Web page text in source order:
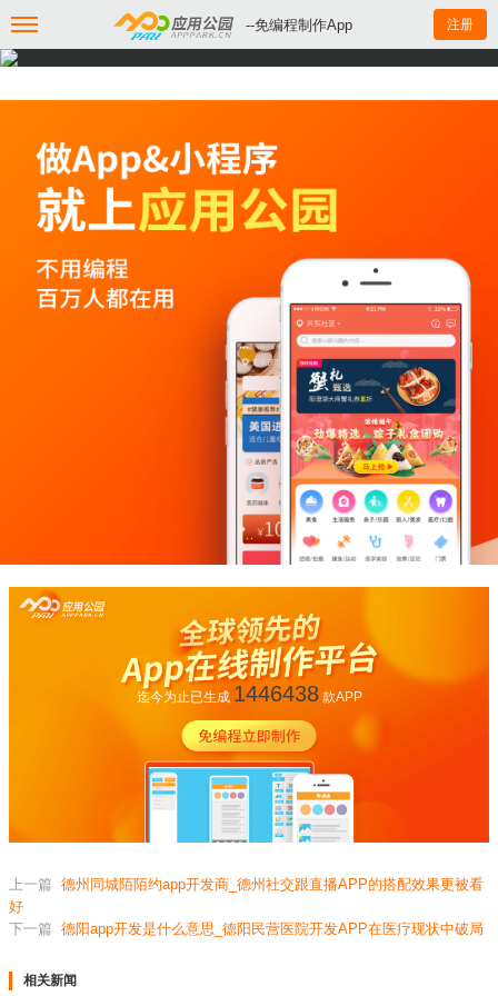
--免编程制作App 注册
迄今为止已生成 1446438款APP
上一篇 德州同城陌陌约app开发商_德州社交跟直播APP的搭配效果更被看
好
下一篇 德阳app开发是什么意思_德阳民营医院开发APP在医疗现状中破局
相关新闻